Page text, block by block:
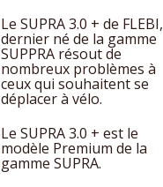
Le SUPRA 3.0 + de FLEBI,
dernier né de la gamme
SUPPRA résout de
nombreux problèmes à
ceux qui souhaitent se
déplacer à vélo.
Le SUPRA 3.0 + est le
modèle Premium de la
gamme SUPRA.